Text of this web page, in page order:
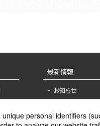
最新情報
お知らせ
報